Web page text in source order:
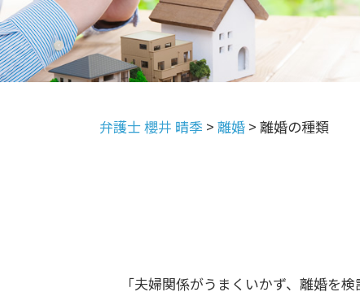
弁護士 櫻井 晴季 > 離婚 > 離婚の種類
「夫婦関係がうまくいかず、離婚を